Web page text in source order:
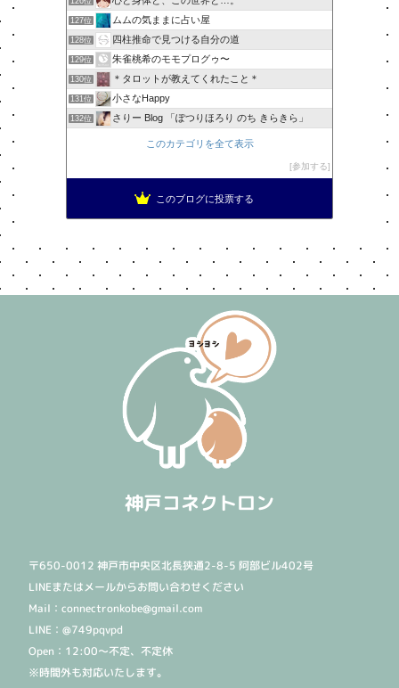
127位 ムムの気ままに占い屋
128位 四柱推命で見つける自分の道
129位 朱雀桃希のモモプログゥ〜
130位 ＊タロットが教えてくれたこと＊
131位 小さなHappy
132位 さりー Blog 「ぽつりほろり のち きらきら」
このカテゴリを全て表示
参加する
このブログに投票する
神戸コネクトロン
〒650-0012 神戸市中央区北長狭通2-8-5 阿部ビル402号
LINEまたはメールからお問い合わせください
Mail：connectronkobe@gmail.com
LINE：@749pqvpd
Open：12:00〜不定、不定休
※時間外も対応いたします。